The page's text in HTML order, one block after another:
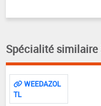
Spécialité similaire
WEEDAZOL
TL